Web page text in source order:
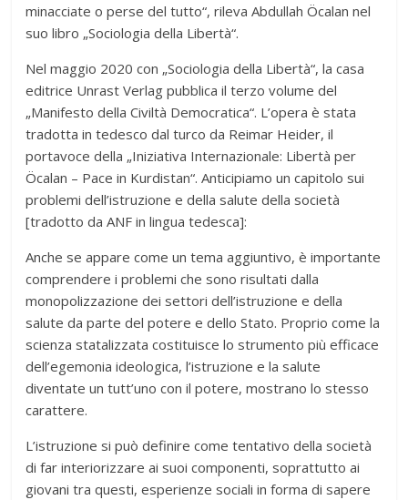
minacciate o perse del tutto“, rileva Abdullah Öcalan nel
suo libro „Sociologia della Libertà“.
Nel maggio 2020 con „Sociologia della Libertà“, la casa
editrice Unrast Verlag pubblica il terzo volume del
„Manifesto della Civiltà Democratica“. L’opera è stata
tradotta in tedesco dal turco da Reimar Heider, il
portavoce della „Iniziativa Internazionale: Libertà per
Öcalan – Pace in Kurdistan“. Anticipiamo un capitolo sui
problemi dell’istruzione e della salute della società
[tradotto da ANF in lingua tedesca]:
Anche se appare come un tema aggiuntivo, è importante
comprendere i problemi che sono risultati dalla
monopolizzazione dei settori dell’istruzione e della
salute da parte del potere e dello Stato. Proprio come la
scienza statalizzata costituisce lo strumento più efficace
dell’egemonia ideologica, l’istruzione e la salute
diventate un tutt’uno con il potere, mostrano lo stesso
carattere.
L’istruzione si può definire come tentativo della società
di far interiorizzare ai suoi componenti, soprattutto ai
giovani tra questi, esperienze sociali in forma di sapere